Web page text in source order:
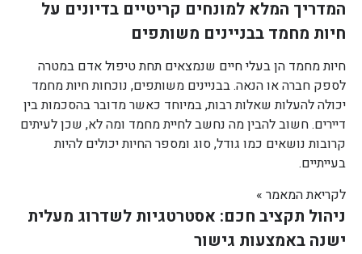
המדריך המלא למונחים קריטיים בדיונים על
חיות מחמד בבניינים משותפים
חיות מחמד הן בעלי חיים שנמצאים תחת טיפול אדם במטרה
לספק חברה או הנאה. בבניינים משותפים, נוכחות חיות מחמד
יכולה להעלות שאלות רבות, במיוחד כאשר מדובר בהסכמות בין
דיירים. חשוב להבין מה נחשב לחיית מחמד ומה לא, שכן לעיתים
קרובות נושאים כמו גודל, סוג ומספר החיות יכולים להיות
בעייתיים.
לקריאת המאמר »
ניהול תקציב חכם: אסטרטגיות לשדרוג מעלית
ישנה באמצעות גישור